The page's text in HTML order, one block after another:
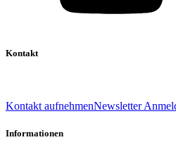
Kontakt
Kontakt aufnehmenNewsletter
Informationen